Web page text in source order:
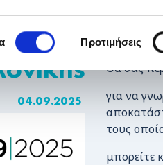
Προτιμήσεις
04.09.2025
ΗΕΛΕΠΑΠ
Θα σας
για να
τους
μπορείτε